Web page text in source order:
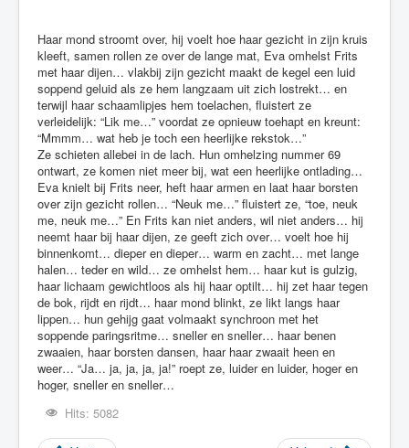
Haar mond stroomt over, hij voelt hoe haar gezicht in zijn kruis
kleeft, samen rollen ze over de lange mat, Eva omhelst Frits
met haar dijen… vlakbij zijn gezicht maakt de kegel een luid
soppend geluid als ze hem langzaam uit zich lostrekt… en
terwijl haar schaamlipjes hem toelachen, fluistert ze
verleidelijk: “Lik me…” voordat ze opnieuw toehapt en kreunt:
“Mmmm… wat heb je toch een heerlijke rekstok…”
Ze schieten allebei in de lach. Hun omhelzing nummer 69
ontwart, ze komen niet meer bij, wat een heerlijke ontlading…
Eva knielt bij Frits neer, heft haar armen en laat haar borsten
over zijn gezicht rollen… “Neuk me…” fluistert ze, “toe, neuk
me, neuk me…” En Frits kan niet anders, wil niet anders… hij
neemt haar bij haar dijen, ze geeft zich over… voelt hoe hij
binnenkomt… dieper en dieper… warm en zacht… met lange
halen… teder en wild… ze omhelst hem… haar kut is gulzig,
haar lichaam gewichtloos als hij haar optilt… hij zet haar tegen
de bok, rijdt en rijdt… haar mond blinkt, ze likt langs haar
lippen… hun gehijg gaat volmaakt synchroon met het
soppende paringsritme… sneller en sneller… haar benen
zwaaien, haar borsten dansen, haar haar zwaait heen en
weer… “Ja… ja, ja, ja, ja!” roept ze, luider en luider, hoger en
hoger, sneller en sneller…
Hits: 5082